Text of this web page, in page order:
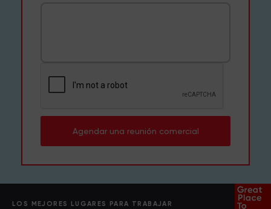
Agendar una reunión comercial
LOS MEJORES LUGARES PARA TRABAJAR